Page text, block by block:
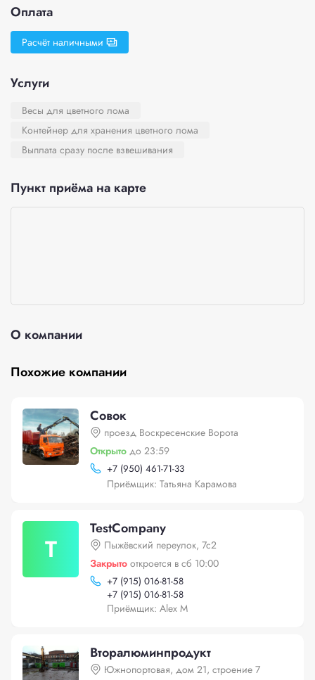
Оплата
Расчёт наличными
Услуги
Весы для цветного лома
Контейнер для хранения цветного лома
Выплата сразу после взвешивания
Пункт приёма на карте
О компании
Похожие компании
Совок
проезд Воскресенские Ворота
Открыто до 23:59
+7 (950) 461-71-33
Приёмщик: Татьяна Карамова
T
TestCompany
Пыжёвский переулок, 7с2
Закрыто откроется в сб 10:00
+7 (915) 016-81-58
+7 (915) 016-81-58
Приёмщик: Alex M
Вторалюминпродукт
Южнопортовая, дом 21, строение 7